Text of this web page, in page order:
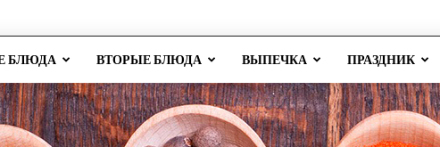
БЛЮДА ВТОРЫЕ БЛЮДА ВЫПЕЧКА ПРАЗДНИК